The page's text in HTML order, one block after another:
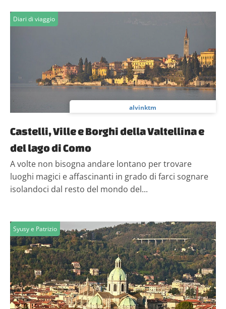
Diari di viaggio
alvinktm
Castelli, Ville e Borghi della Valtellina e
del lago di Como
A volte non bisogna andare lontano per trovare
luoghi magici e affascinanti in grado di farci sognare
isolandoci dal resto del mondo del...
Syusy e Patrizio